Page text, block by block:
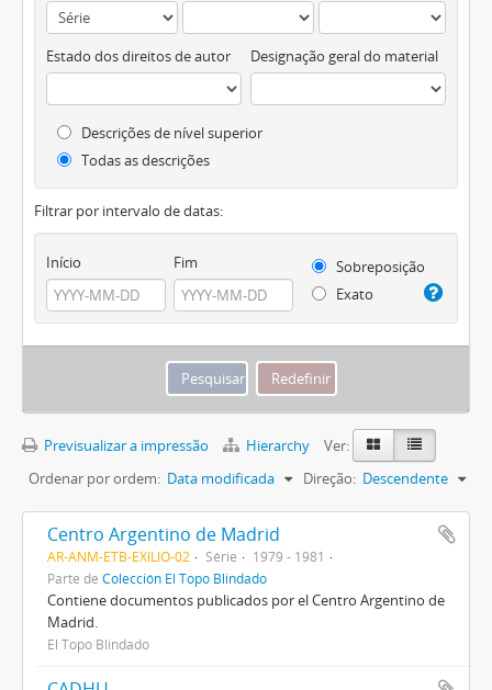
Estado dos direitos de autor Designação geral do material
Descrições de nível superior
Todas as descrições
Filtrar por intervalo de datas:
Início Fim
Sobreposição
Exato
Previsualizar a impressão Hierarchy
Ver:
Ordenar por ordem: Data modificada Direção: Descendente
Centro Argentino de Madrid
AR-ANM-ETB-EXILIO-02 Série
1979 - 1981
Parte de Colección El Topo Blindado
Contiene documentos publicados por el Centro Argentino de
Madrid.
El Topo Blindado